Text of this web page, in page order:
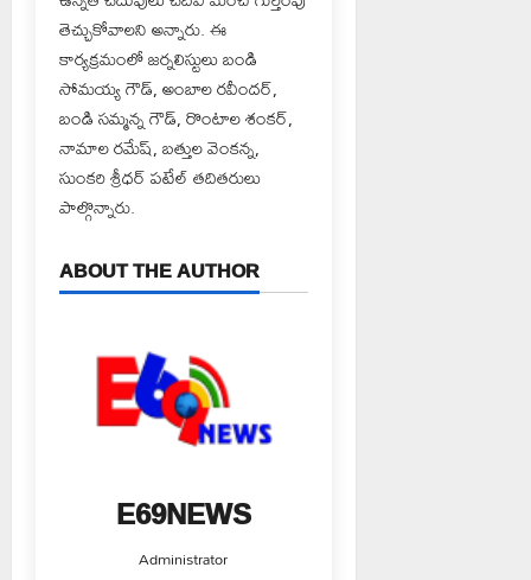
తెచ్చుకోవాలని అన్నారు. ఈ
కార్యక్రమంలో జర్నలిస్టులు బండి
సోమయ్య గౌడ్, అంబాల రవీందర్,
బండి సమ్మన్న గౌడ్, రొంటాల శంకర్,
నామాల రమేష్, బత్తుల వెంకన్న,
సుంకరి శ్రీధర్ పటేల్ తదితరులు
పాల్గొన్నారు.
ABOUT THE AUTHOR
E69NEWS
Administrator